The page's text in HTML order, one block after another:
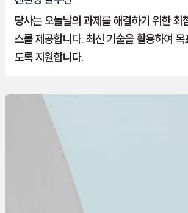
당사는 오늘날의 과제를 해결하기 위한 최
스를 제공합니다. 최신 기술을 활용하여
도록 지원합니다.